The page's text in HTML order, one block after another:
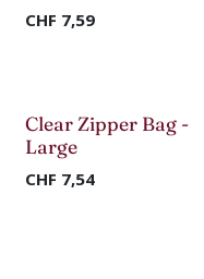
CHF 7,59
Nouveau !
Clear Zipper Bag -
Large
CHF 7,54